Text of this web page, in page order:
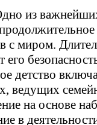
из
с миром.
детство
ведущих
на основе
в